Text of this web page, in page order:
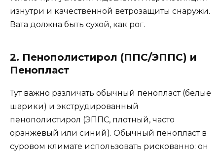
изнутри и качественной ветрозащиты снаружи.
Вата должна быть сухой, как рог.
2. Пенополистирол (ППС/ЭППС) и
Пенопласт
Тут важно различать обычный пенопласт (белые
шарики) и экструдированный
пенополистирол (ЭППС, плотный, часто
оранжевый или синий). Обычный пенопласт в
суровом климате использовать рискованно: он